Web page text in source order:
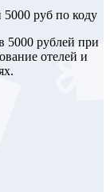
5000 руб по коду
5000 рублей при
отелей и